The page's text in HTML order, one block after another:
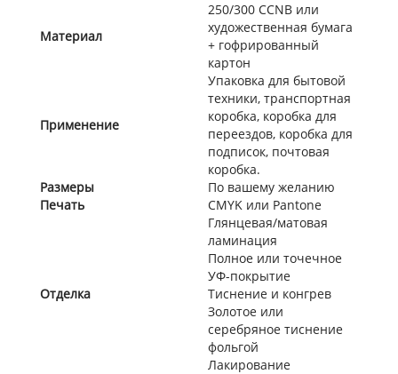
Материал
250/300 CCNB или
художественная бумага
+ гофрированный
картон
Применение
Упаковка для бытовой
техники, транспортная
коробка, коробка для
переездов, коробка для
подписок, почтовая
коробка.
Размеры
По вашему желанию
Печать
CMYK или Pantone
Отделка
Глянцевая/матовая
ламинация
Полное или точечное
УФ-покрытие
Тиснение и конгрев
Золотое или
серебряное тиснение
фольгой
Лакирование